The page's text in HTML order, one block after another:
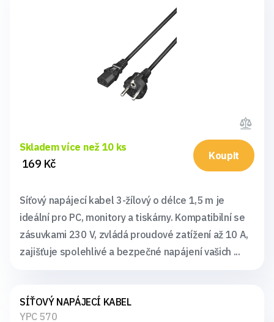
Skladem více než 10 ks
169 Kč
Koupit
Síťový napájecí kabel 3-žílový o délce 1,5 m je
ideální pro PC, monitory a tiskárny. Kompatibilní se
zásuvkami 230 V, zvládá proudové zatížení až 10 A,
zajišťuje spolehlivé a bezpečné napájení vašich ...
SÍŤOVÝ NAPÁJECÍ KABEL
YPC 570